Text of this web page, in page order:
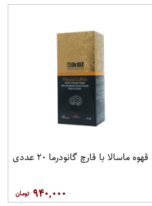
قهوه ماسالا با قارچ گانودرما ۲۰ عددی
۹۴۰,۰۰۰